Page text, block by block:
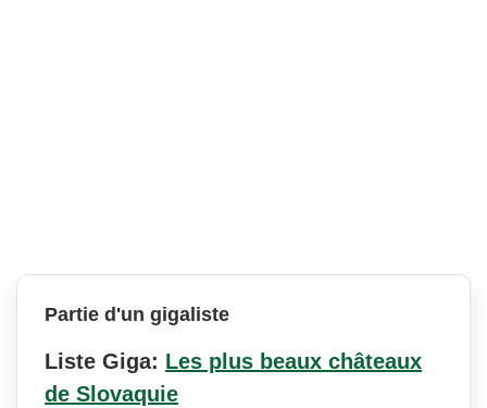
Partie d'un gigaliste
Liste Giga: Les plus beaux châteaux
de Slovaquie